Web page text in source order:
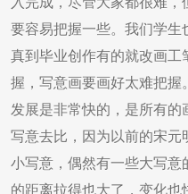
要容易把握一些。我们学生
真到毕业创作有的就改画
握，写意画要画好太难把握
发展是非常快的，是所有
写意去比，因为以前的宋元
小写意，偶然有一些大写
的距离拉得也大了，变化